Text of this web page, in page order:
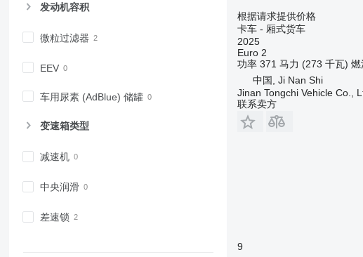
发动机容积
微粒过滤器
EEV
车用尿素 (AdBlue) 储罐
变速箱类型
减速机
中央润滑
差速锁
根据请求提供价格
卡车 - 厢式货车
2025
Euro 2
功率 371 马力 (273 千瓦) 燃
中国, Ji Nan Shi
Jinan Tongchi Vehicle Co.,
联系卖方
9